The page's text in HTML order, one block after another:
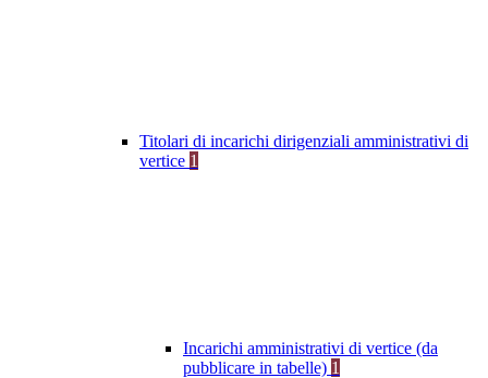
Titolari di incarichi dirigenziali amministrativi di
vertice 1
Incarichi amministrativi di vertice (da
pubblicare in tabelle) 1